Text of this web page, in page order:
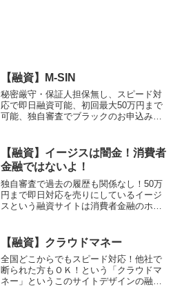
【融資】M-SIN
秘密厳守・保証人担保無し、スピード対
応で即日融資可能、初回最大50万円まで
可能、独自審査でブラックのお申込みも
絶対に借りないようにしてください！ラ
ンダムなURLを与...
【融資】イージスは闇金！消費者
金融ではないよ！
独自審査で過去の履歴も関係なし！50万
円まで即日対応を売りにしているイージ
スという融資サイトは消費者金融のホー
ともにお金を借りれません！表記してい
る金額や金利も嘘です。この記事は闇金
の見分け方やその手口や嫌がらせなどを
実際に体験をもとに紹介しています。優
良で審査の柔軟な貸金業者の紹介と新し
【融資】クラウドマネー
全国どこからでもスピード対応！他社で
断られた方もＯＫ！という「クラウドマ
ネー」というこのサイトデザインの融資